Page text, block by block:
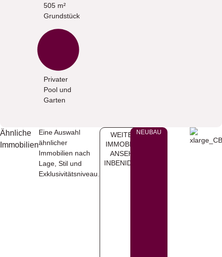
505 m²
Grundstück
Privater
Pool und
Garten
Ähnliche
Immobilien
Eine Auswahl
ähnlicher
Immobilien nach
Lage, Stil und
Exklusivitätsniveau.
WEITERE
IMMOBILIEN
ANSEHEN
INBENIDORM
NEUBAU